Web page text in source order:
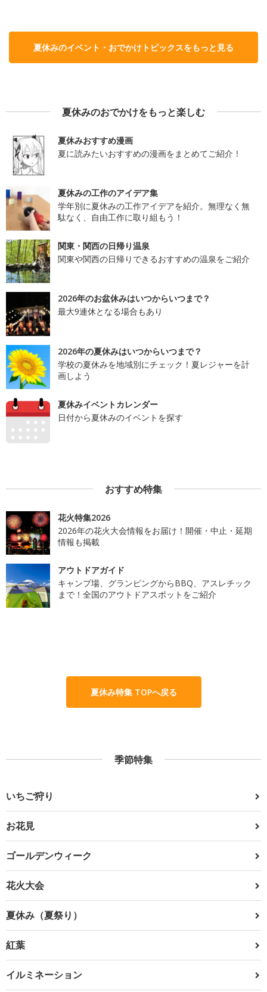
夏休みのイベント・おでかけトピックスをもっと見る
夏休みのおでかけをもっと楽しむ
夏休みおすすめ漫画
夏に読みたいおすすめの漫画をまとめてご紹介！
夏休みの工作のアイデア集
学年別に夏休みの工作アイデアを紹介。無理なく無
駄なく、自由工作に取り組もう！
関東・関西の日帰り温泉
関東や関西の日帰りできるおすすめの温泉をご紹介
2026年のお盆休みはいつからいつまで？
最大9連休となる場合もあり
2026年の夏休みはいつからいつまで？
学校の夏休みを地域別にチェック！夏レジャーを計
画しよう
夏休みイベントカレンダー
日付から夏休みのイベントを探す
おすすめ特集
花火特集2026
2026年の花火大会情報をお届け！開催・中止・延期
情報も掲載
アウトドアガイド
キャンプ場、グランピングからBBQ、アスレチック
まで！全国のアウトドアスポットをご紹介
夏休み特集 TOPへ戻る
季節特集
いちご狩り
お花見
ゴールデンウィーク
花火大会
夏休み（夏祭り）
紅葉
イルミネーション